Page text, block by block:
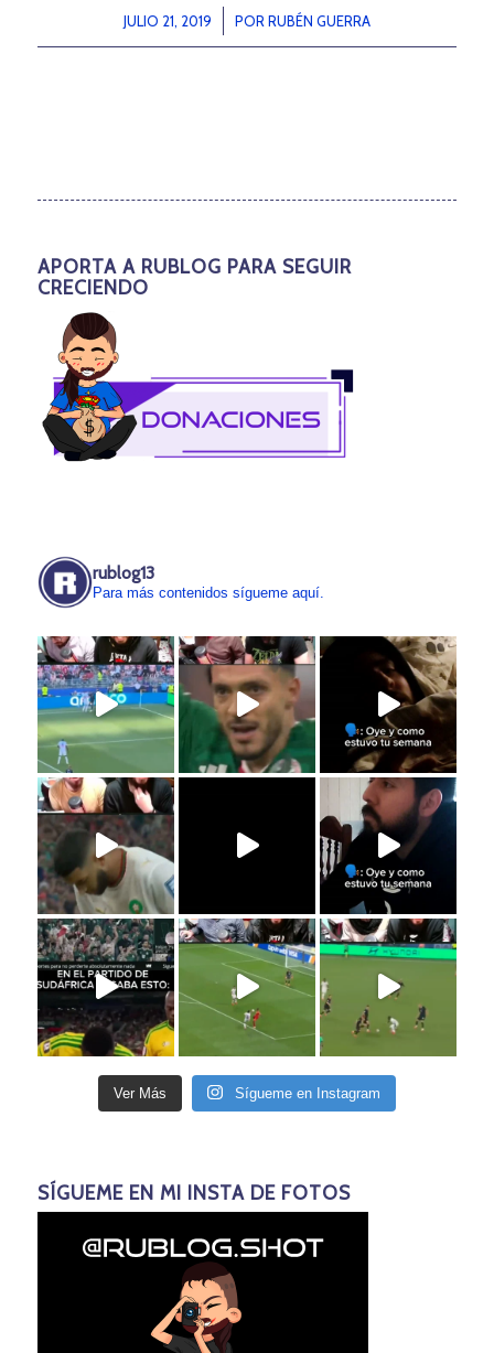
JULIO 21, 2019
/ POR RUBÉN GUERRA
APORTA A RUBLOG PARA SEGUIR
CRECIENDO
rublog13
Para más contenidos sígueme aquí.
Ver Más Sígueme en Instagram
SÍGUEME EN MI INSTA DE FOTOS